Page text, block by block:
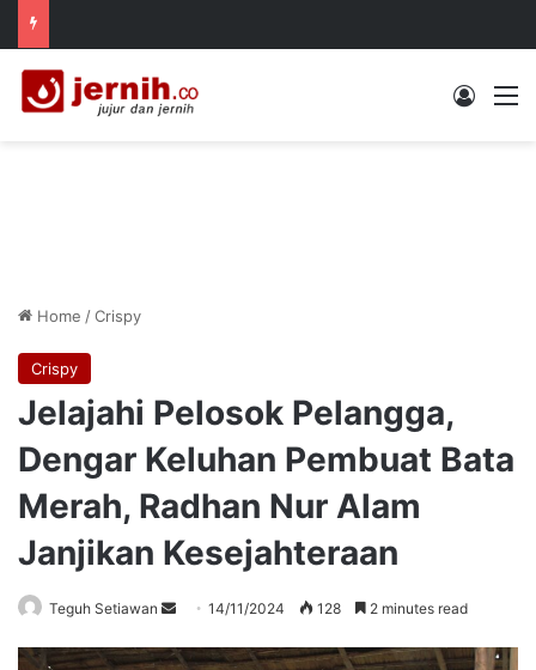
Log In
Home /Crispy
Crispy
Jelajahi Pelosok Pelangga,
Dengar Keluhan Pembuat Bata
Merah, Radhan Nur Alam
Janjikan Kesejahteraan
Teguh Setiawan
Send
email
14/11/2024 128 2 minutes read